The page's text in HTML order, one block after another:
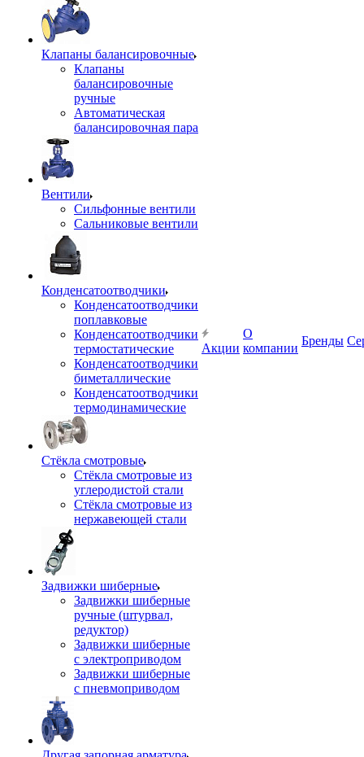
Клапаны балансировочные
Клапаны
балансировочные
ручные
Автоматическая
балансировочная пара
Вентили
Сильфонные вентили
Сальниковые вентили
Конденсатоотводчики
Конденсатоотводчики
поплавковые
Конденсатоотводчики
термостатические
Конденсатоотводчики
биметаллические
Конденсатоотводчики
термодинамические
Стёкла смотровые
Стёкла смотровые из
углеродистой стали
Стёкла смотровые из
нержавеющей стали
Задвижки шиберные
Задвижки шиберные
ручные (штурвал,
редуктор)
Задвижки шиберные
с электроприводом
Задвижки шиберные
с пневмоприводом
Акции
О
компании
Бренды